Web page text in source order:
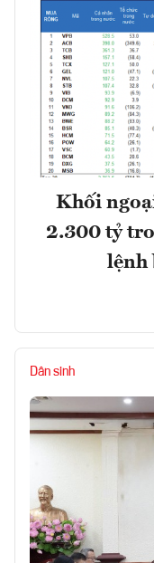
Khối
2.300 tỷ
lệnh
Dân sinh